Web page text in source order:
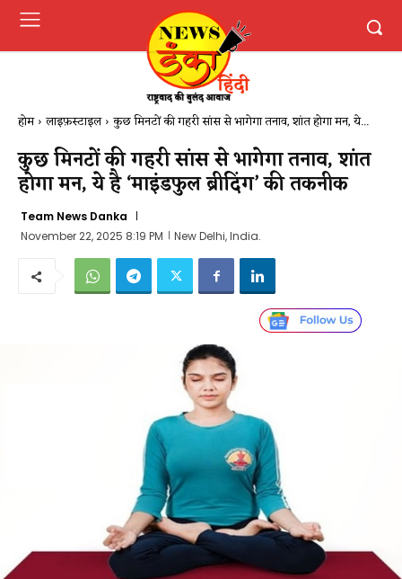
होम लाइफ़स्टाइल कुछ मिनटों की गहरी सांस से भागेगा तनाव, शांत होगा मन, ये...
कुछ मिनटों की गहरी सांस से भागेगा तनाव, शांत
होगा मन, ये है ‘माइंडफुल ब्रीदिंग’ की तकनीक
Team News Danka
November 22, 2025 8:19 PM
New Delhi, India.